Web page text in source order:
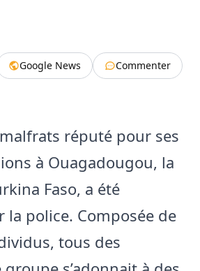
Google News
Commenter
réputé pour ses
à Ouagadougou, la
Faso, a été
la police. Composée de
tous des